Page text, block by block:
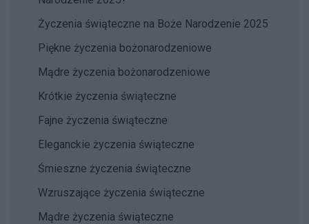
Życzenia świąteczne na Boże Narodzenie 2025
Piękne życzenia bożonarodzeniowe
Mądre życzenia bożonarodzeniowe
Krótkie życzenia świąteczne
Fajne życzenia świąteczne
Eleganckie życzenia świąteczne
Śmieszne życzenia świąteczne
Wzruszające życzenia świąteczne
Mądre życzenia świąteczne